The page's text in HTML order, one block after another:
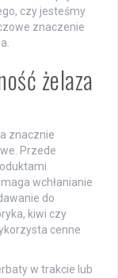
czy jesteśmy
znaczenie
żelaza
znacznie
Przede
wchłanianie
do
kiwi czy
cenne
w trakcie lub